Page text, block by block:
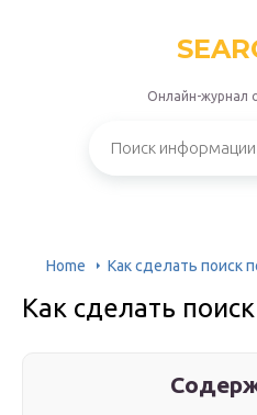
Онлайн-журнал
Home Как сделать поиск
Как сделать